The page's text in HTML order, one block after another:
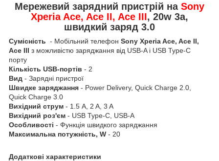
Мережевий зарядний пристрій на Sony
Xperia Ace, Ace II, Ace III, 20w 3a,
швидкий заряд 3.0
Сумісність - Мобільний телефон Sony Xperia Ace, Ace II,
Ace III з можливістю заряджання від USB-A і USB Type-C
порту
Кількість USB-портів - 2
Вид - Зарядні пристрої
Швидке заряджання - Power Delivery, Quick Charge 2.0,
Quick Charge 3.0
Вихідний струм - 1.5 A, 2 A, 3 A
Вихідний роз'єм - USB Type-C, USB-A
Особливості - Функція швидкого заряджання
Максимальна потужність, W - 20
Додаткові характеристики